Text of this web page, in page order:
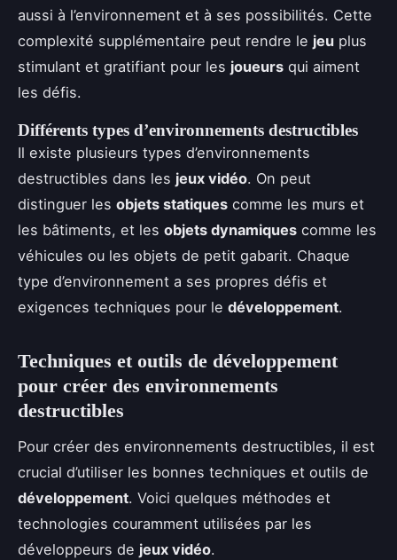
aussi à l’environnement et à ses possibilités. Cette
complexité supplémentaire peut rendre le jeu plus
stimulant et gratifiant pour les joueurs qui aiment
les défis.
Différents types d’environnements destructibles
Il existe plusieurs types d’environnements
destructibles dans les jeux vidéo. On peut
distinguer les objets statiques comme les murs et
les bâtiments, et les objets dynamiques comme les
véhicules ou les objets de petit gabarit. Chaque
type d’environnement a ses propres défis et
exigences techniques pour le développement.
Techniques et outils de développement
pour créer des environnements
destructibles
Pour créer des environnements destructibles, il est
crucial d’utiliser les bonnes techniques et outils de
développement. Voici quelques méthodes et
technologies couramment utilisées par les
développeurs de jeux vidéo.